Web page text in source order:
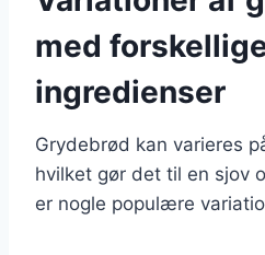
med
ingredienser
Grydebrød kan varieres
hvilket gør det til en sjov
er nogle populære